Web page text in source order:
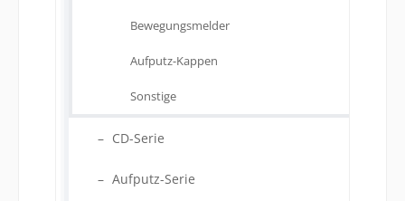
Bewegungsmelder
Aufputz-Kappen
Sonstige
CD-Serie
Aufputz-Serie